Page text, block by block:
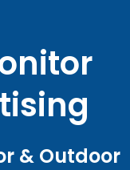
& Outdoor